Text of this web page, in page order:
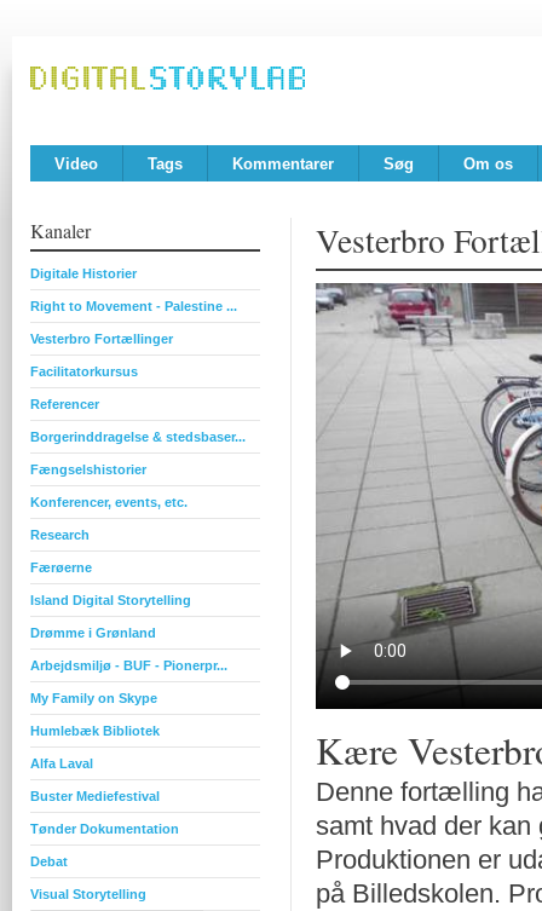
Video Tags Kommentarer Søg Om os
Kanaler
Digitale Historier
Right to Movement - Palestine ...
Vesterbro Fortællinger
Facilitatorkursus
Referencer
Borgerinddragelse & stedsbaser...
Fængselshistorier
Konferencer, events, etc.
Research
Færøerne
Island Digital Storytelling
Drømme i Grønland
Arbejdsmiljø - BUF - Pionerpr...
My Family on Skype
Humlebæk Bibliotek
Alfa Laval
Buster Mediefestival
Tønder Dokumentation
Debat
Visual Storytelling
Vesterbro
Kære
Denne fortælling
samt hvad der kan
Produktionen er
på Billedskolen.